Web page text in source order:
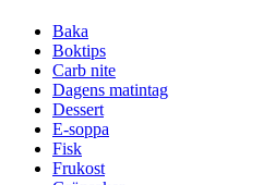
Baka
Boktips
Carb nite
Dagens matintag
Dessert
E-soppa
Fisk
Frukost